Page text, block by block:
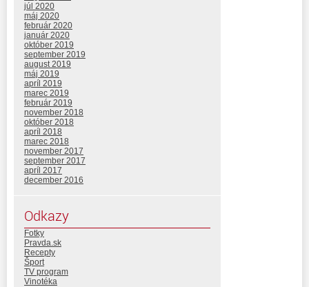
júl 2020
máj 2020
február 2020
január 2020
október 2019
september 2019
august 2019
máj 2019
apríl 2019
marec 2019
február 2019
november 2018
október 2018
apríl 2018
marec 2018
november 2017
september 2017
apríl 2017
december 2016
Odkazy
Fotky
Pravda.sk
Recepty
Šport
TV program
Vinotéka